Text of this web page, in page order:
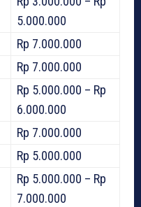
5.000.000
Rp 7.000.000
Rp 7.000.000
Rp 5.000.000 – Rp
6.000.000
Rp 7.000.000
Rp 5.000.000
Rp 5.000.000 – Rp
7.000.000